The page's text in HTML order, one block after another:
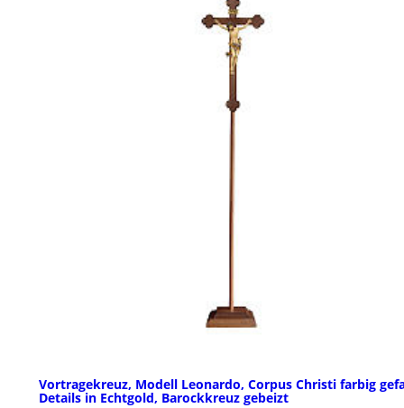
Vortragekreuz, Modell Leonardo, Corpus Christi farbig
Details in Echtgold, Barockkreuz gebeizt